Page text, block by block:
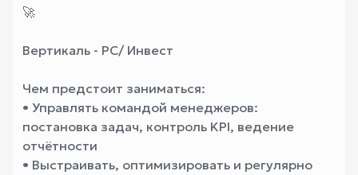
🚀
Вертикаль - РС/ Инвест
Чем предстоит заниматься:
• Управлять командой менеджеров:
постановка задач, контроль KPI, ведение
отчётности
• Выстраивать, оптимизировать и регулярно